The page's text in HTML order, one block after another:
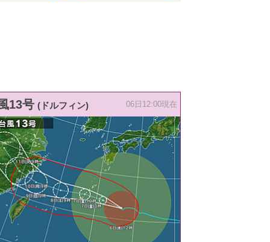
13号 (ドルフィン) 06日12:00現在